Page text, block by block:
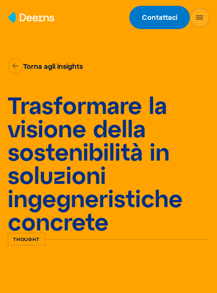
Contattaci
Torna agli insights
Trasformare la
visione della
sostenibilità in
soluzioni
ingegneristiche
concrete
THOUGHT